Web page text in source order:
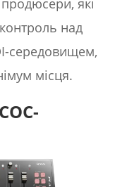
які
над
середовищем,
місця.